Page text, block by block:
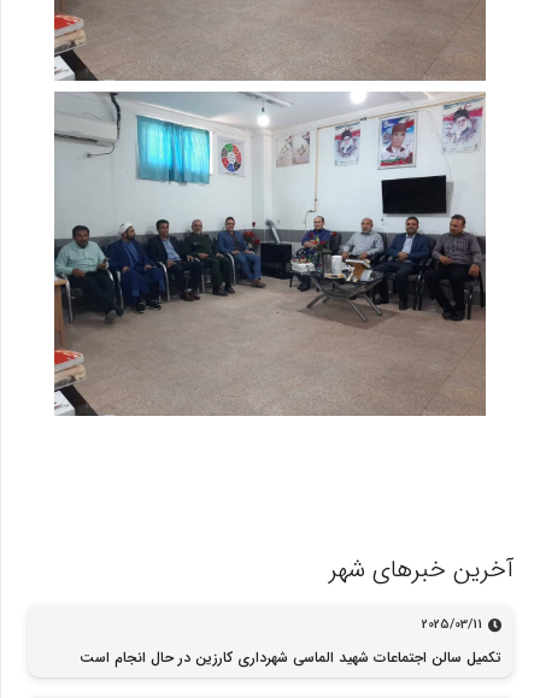
آخرین خبرهای شهر
2025/03/11
تکمیل سالن اجتماعات شهید الماسی شهرداری کارزین در حال انجام است